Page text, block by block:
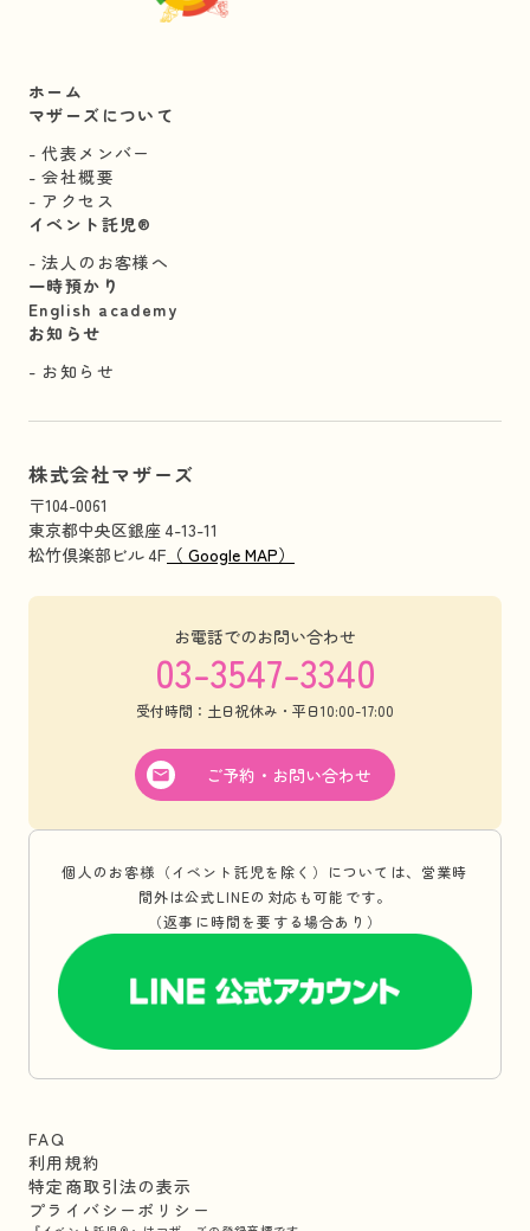
ホーム
マザーズについて
代表メンバー
会社概要
アクセス
イベント託児®︎
法人のお客様へ
一時預かり
English academy
お知らせ
お知らせ
株式会社マザーズ
〒104-0061
東京都中央区銀座 4-13-11
松竹倶楽部ビル 4F （ Google MAP）
お電話でのお問い合わせ
03-3547-3340
受付時間：土日祝休み・平日10:00-17:00
ご予約・お問い合わせ
個人のお客様（イベント託児を除く）については、営業時
間外は公式LINEの対応も可能です。
（返事に時間を要する場合あり）
FAQ
利用規約
特定商取引法の表示
プライバシーポリシー